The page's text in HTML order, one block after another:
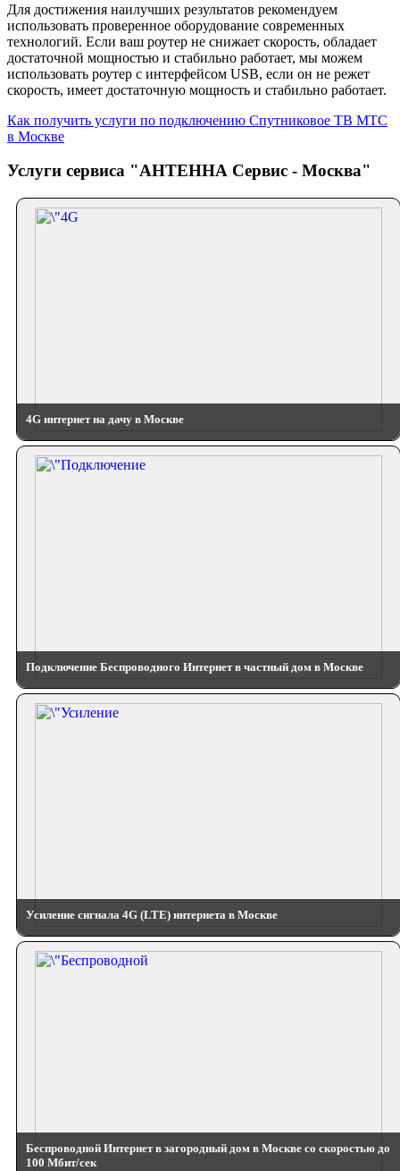
Для достижения наилучших результатов рекомендуем
использовать проверенное оборудование современных
технологий. Если ваш роутер не снижает скорость, обладает
достаточной мощностью и стабильно работает, мы можем
использовать роутер с интерфейсом USB, если он не режет
скорость, имеет достаточную мощность и стабильно работает.
Как получить услуги по подключению Спутниковое ТВ МТС
в Москве
Услуги сервиса "АНТЕННА Сервис - Москва"
4G интернет на дачу в Москве
Подключение Беспроводного Интернет в частный дом в Москве
Усиление сигнала 4G (LTE) интернета в Москве
Беспроводной Интернет в загородный дом в Москве со скоростью до
100 Мбит/сек